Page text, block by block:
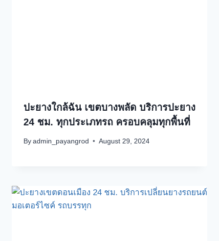
ปะยางใกล้ฉัน เขตบางพลัด บริการปะยาง
24 ชม. ทุกประเภทรถ ครอบคลุมทุกพื้นที่
By admin_payangrod August 29, 2024